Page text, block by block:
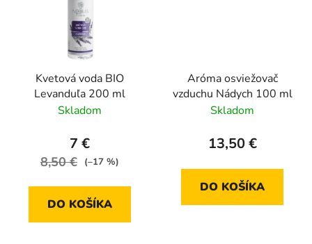
Kvetová voda BIO
Levanduľa 200 ml
Skladom
7 €
8,50 € (–17 %)
DO KOŠÍKA
Aróma osviežovač
vzduchu Nádych 100 ml
Skladom
13,50 €
DO KOŠÍKA